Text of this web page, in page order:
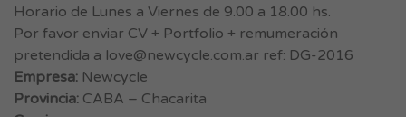
Horario de Lunes a Viernes de 9.00 a 18.00 hs.
Por favor enviar CV + Portfolio + remumeración
pretendida a love@newcycle.com.ar ref: DG-2016
Empresa: Newcycle
Provincia: CABA – Chacarita